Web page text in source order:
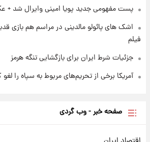
پست مفهومی جدید پویا امینی وایرال شد +
اشک های پائولو مالدینی در مراسم هم بازی
فیلم
جزئیات شرط ایران برای بازگشایی تنگه هرمز
آمریکا برخی از تحریم‌های مربوط به سپاه را
صفحه خبر - وب گردی